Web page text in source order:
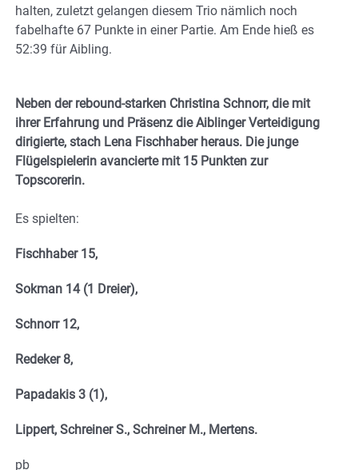
halten, zuletzt gelangen diesem Trio nämlich noch
fabelhafte 67 Punkte in einer Partie. Am Ende hieß es
52:39 für Aibling.
Neben der rebound-starken Christina Schnorr, die mit
ihrer Erfahrung und Präsenz die Aiblinger Verteidigung
dirigierte, stach Lena Fischhaber heraus. Die junge
Flügelspielerin avancierte mit 15 Punkten zur
Topscorerin.
Es spielten:
Fischhaber 15,
Sokman 14 (1 Dreier),
Schnorr 12,
Redeker 8,
Papadakis 3 (1),
Lippert, Schreiner S., Schreiner M., Mertens.
pb